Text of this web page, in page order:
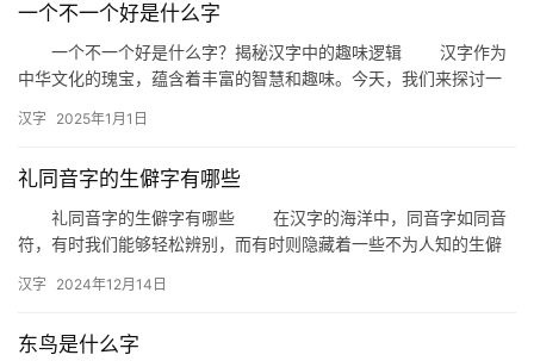
一个不一个好是什么字
一个不一个好是什么字？揭秘汉字中的趣味逻辑 汉字作为
中华文化的瑰宝，蕴含着丰富的智慧和趣味。今天，我们来探讨一
蕴…
汉字 2025年1月1日
礼同音字的生僻字有哪些
礼同音字的生僻字有哪些 在汉字的海洋中，同音字如同音
符，有时我们能够轻松辨别，而有时则隐藏着一些不为人知的生僻
见…
汉字 2024年12月14日
东鸟是什么字